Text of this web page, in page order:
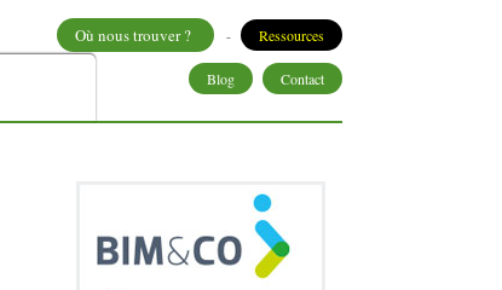
Où nous trouver ? - Ressources
Blog Contact